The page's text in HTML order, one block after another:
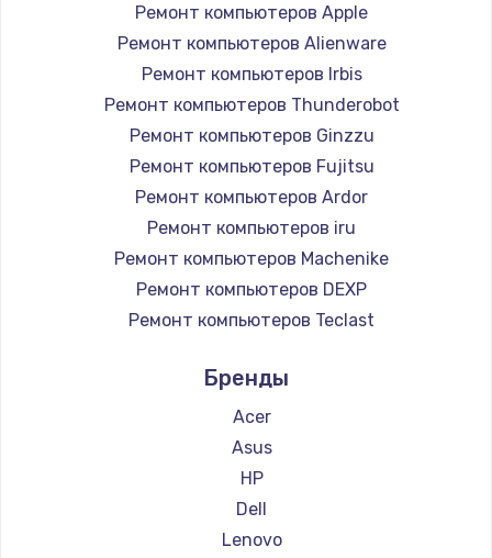
Ремонт компьютеров Apple
Ремонт компьютеров Alienware
Ремонт компьютеров Irbis
Ремонт компьютеров Thunderobot
Ремонт компьютеров Ginzzu
Ремонт компьютеров Fujitsu
Ремонт компьютеров Ardor
Ремонт компьютеров iru
Ремонт компьютеров Machenike
Ремонт компьютеров DEXP
Ремонт компьютеров Teclast
Ремонт компьютеров Beelink
Ремонт компьютеров CHUWI
Бренды
Acer
Asus
HP
Dell
Lenovo